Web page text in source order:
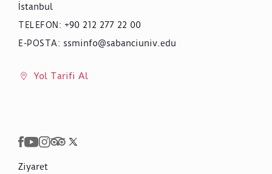
İstanbul
TELEFON : +90 212 277 22 00
E-POSTA: ssminfo@sabanciuniv.edu
Yol Tarifi Al
Ziyaret